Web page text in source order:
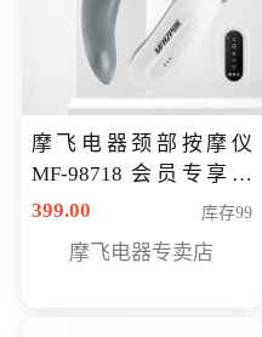
摩飞电器颈部按摩仪
MF-98718 会员专享价
299元
399.00 库存99
摩飞电器专卖店